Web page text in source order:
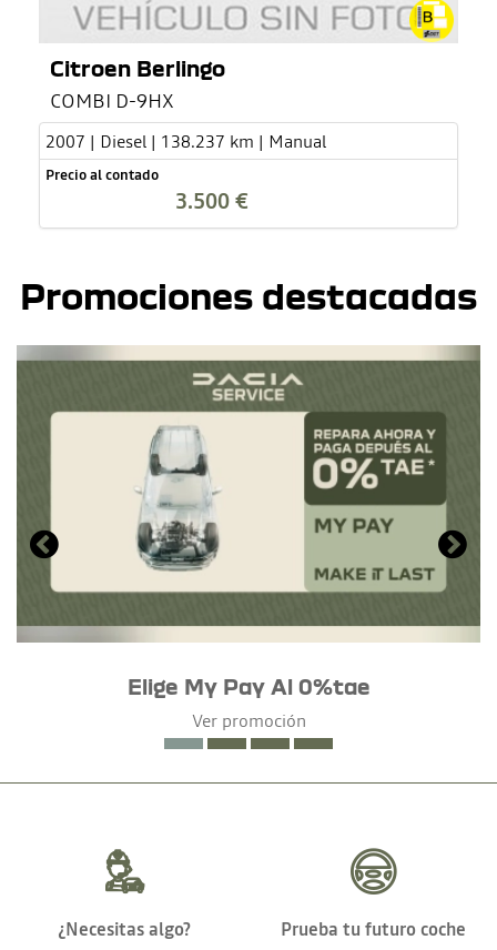
Citroen Berlingo
COMBI D-9HX
2007 | Diesel | 138.237 km | Manual
Precio al contado
3.500 €
Promociones destacadas
Elige My Pay Al 0%tae
Ver promoción
¿Necesitas algo?
Prueba tu futuro coche